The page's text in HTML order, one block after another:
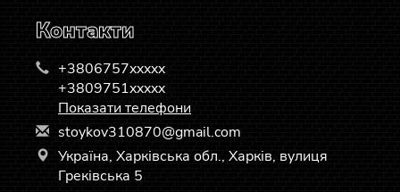
Контакти
+3806757xxxxx
+3809751xxxxx
Показати телефони
stoykov310870@gmail.com
Україна, Харківська обл., Харків, вулиця
Греківська 5